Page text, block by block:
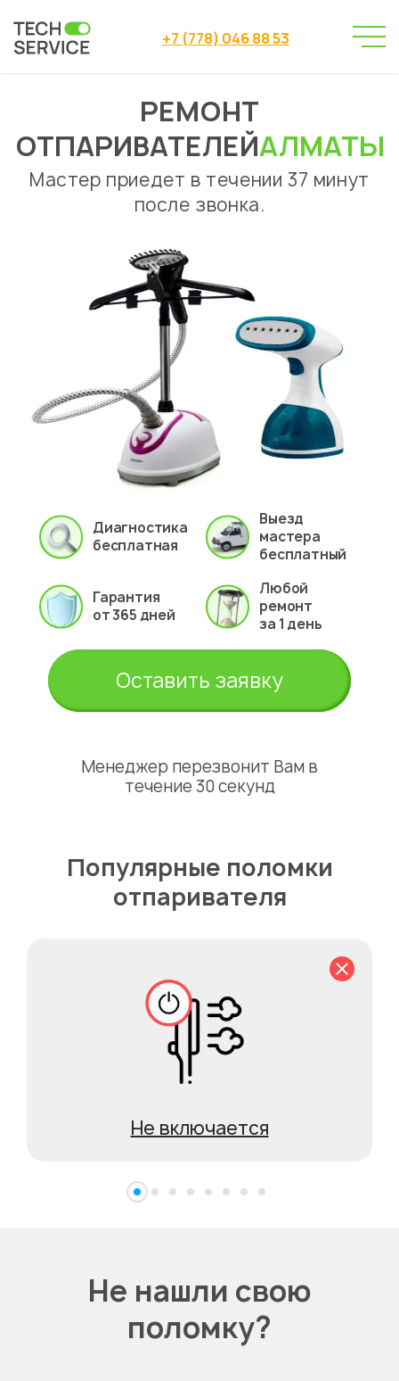
+7 (778) 046 88 53
Сервисный центр → Ремонт отпаривателей
РЕМОНТ
ОТПАРИВАТЕЛЕЙАЛМАТЫ
Мастер приедет в течении 37 минут
после звонка.
Диагностика
бесплатная
Выезд
мастера
бесплатный
Гарантия
от 365 дней
Любой
ремонт
за 1 день
Оставить заявку
Менеджер перезвонит Вам в
течение 30 секунд
Популярные поломки
отпаривателя
Не включается
Не нашли свою
поломку?